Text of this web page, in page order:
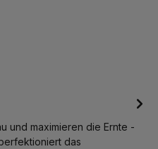
und maximieren die Ernte -
das